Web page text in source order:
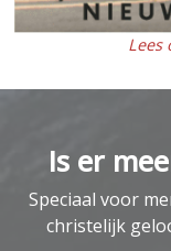
Lees
Is er
Speciaal voor
christelijk